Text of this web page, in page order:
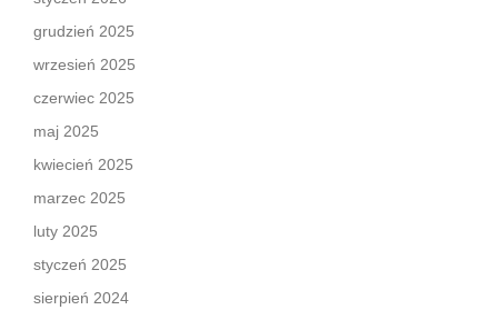
grudzień 2025
wrzesień 2025
czerwiec 2025
maj 2025
kwiecień 2025
marzec 2025
luty 2025
styczeń 2025
sierpień 2024